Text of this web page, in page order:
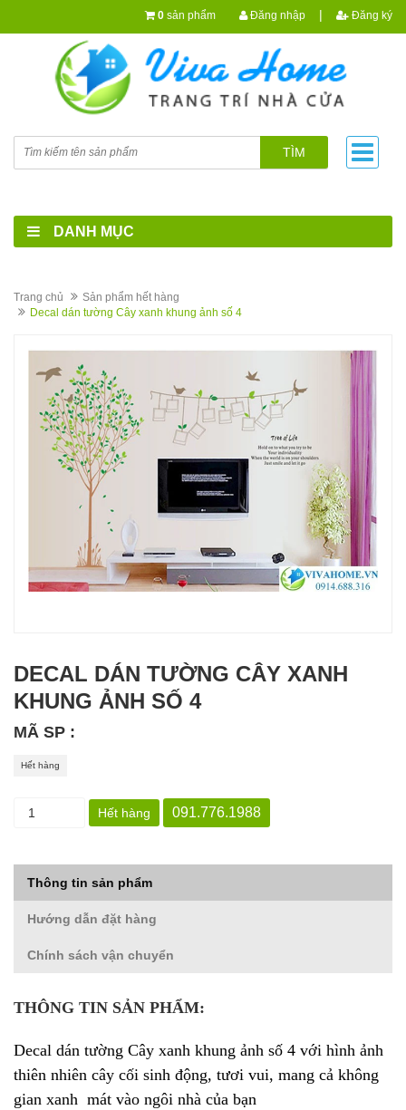
0 sản phẩm Đăng nhập | Đăng ký
TÌM
DANH MỤC
Trang chủ
Sản phẩm hết hàng
Decal dán tường Cây xanh khung ảnh số 4
DECAL DÁN TƯỜNG CÂY XANH
KHUNG ẢNH SỐ 4
MÃ SP :
Hết hàng
Hết hàng 091.776.1988
Thông tin sản phẩm
Hướng dẫn đặt hàng
Chính sách vận chuyển
THÔNG TIN SẢN PHẨM:
Decal dán tường Cây xanh khung ảnh số 4 với hình ảnh
thiên nhiên cây cối sinh động, tươi vui, mang cả không
gian xanh mát vào ngôi nhà của bạn